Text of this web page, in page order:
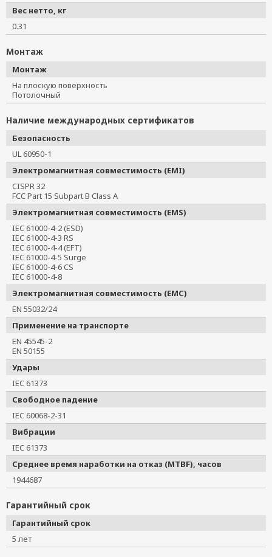
Вес нетто, кг
0.31
Монтаж
Монтаж
На плоскую поверхность
Потолочный
Наличие международных сертификатов
Безопасность
UL 60950-1
Электромагнитная совместимость (EMI)
CISPR 32
FCC Part 15 Subpart B Class A
Электромагнитная совместимость (EMS)
IEC 61000-4-2 (ESD)
IEC 61000-4-3 RS
IEC 61000-4-4 (EFT)
IEC 61000-4-5 Surge
IEC 61000-4-6 CS
IEC 61000-4-8
Электромагнитная совместимость (EMC)
EN 55032/24
Применение на транспорте
EN 45545-2
EN 50155
Удары
IEC 61373
Свободное падение
IEC 60068-2-31
Вибрации
IEC 61373
Среднее время наработки на отказ (MTBF), часов
1944687
Гарантийный срок
Гарантийный срок
5 лет